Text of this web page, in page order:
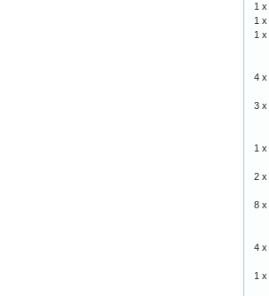
1 x
1 x
1 x
4 x
3 x
1 x
2 x
8 x
4 x
1 x